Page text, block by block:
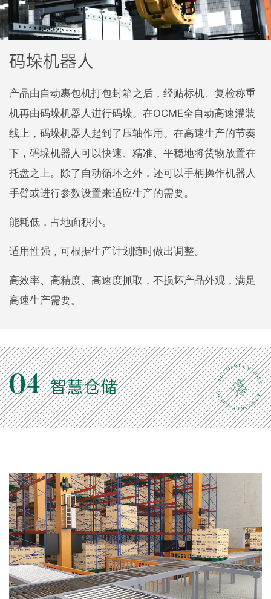
码垛机器人
产品由自动裹包机打包封箱之后，经贴标机、复检称重
机再由码垛机器人进行码垛。在OCME全自动高速灌装
线上，码垛机器人起到了压轴作用。在高速生产的节奏
下，码垛机器人可以快速、精准、平稳地将货物放置在
托盘之上。除了自动循环之外，还可以手柄操作机器人
手臂或进行参数设置来适应生产的需要。
能耗低，占地面积小。
适用性强，可根据生产计划随时做出调整。
高效率、高精度、高速度抓取，不损坏产品外观，满足
高速生产需要。
04 智慧仓储